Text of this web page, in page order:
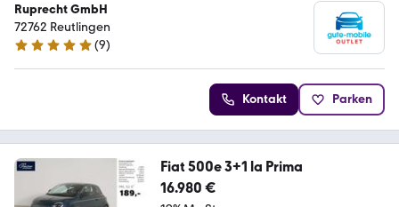
Ruprecht GmbH
72762 Reutlingen
5 Sterne
(9)
Kontakt Parken
Fiat 500e 3+1 la Prima
16.980 €